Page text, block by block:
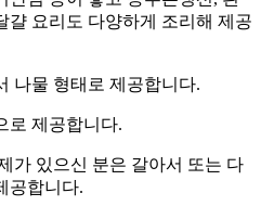
걀 요리도 다양하게 조리해 제공
나물 형태로 제공합니다.
로 제공합니다.
가 있으신 분은 갈아서 또는 다
공합니다.